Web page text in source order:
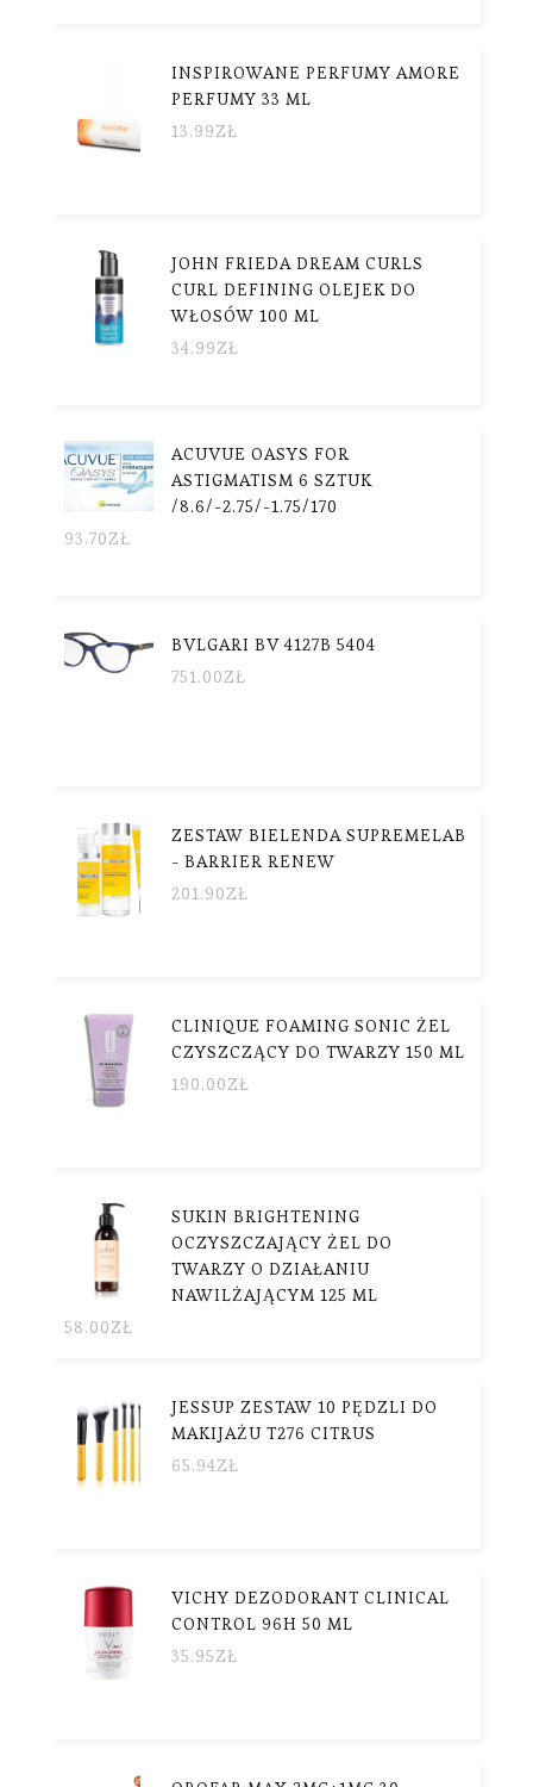
INSPIROWANE PERFUMY AMORE
PERFUMY 33 ML
13.99ZŁ
JOHN FRIEDA DREAM CURLS
CURL DEFINING OLEJEK DO
WŁOSÓW 100 ML
34.99ZŁ
ACUVUE OASYS FOR
ASTIGMATISM 6 SZTUK
/8.6/-2.75/-1.75/170
93.70ZŁ
BVLGARI BV 4127B 5404
751.00ZŁ
ZESTAW BIELENDA SUPREMELAB
- BARRIER RENEW
201.90ZŁ
CLINIQUE FOAMING SONIC ŻEL
CZYSZCZĄCY DO TWARZY 150 ML
190.00ZŁ
SUKIN BRIGHTENING
OCZYSZCZAJĄCY ŻEL DO
TWARZY O DZIAŁANIU
NAWILŻAJĄCYM 125 ML
58.00ZŁ
JESSUP ZESTAW 10 PĘDZLI DO
MAKIJAŻU T276 CITRUS
65.94ZŁ
VICHY DEZODORANT CLINICAL
CONTROL 96H 50 ML
35.95ZŁ